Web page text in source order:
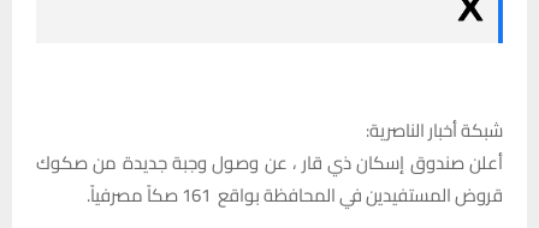
شبكة أخبار الناصرية:
أعلن صندوق إسكان ذي قار ، عن وصول وجبة جديدة من صكوك
قروض المستفيدين في المحافظة بواقع 161 صكاً مصرفياً.